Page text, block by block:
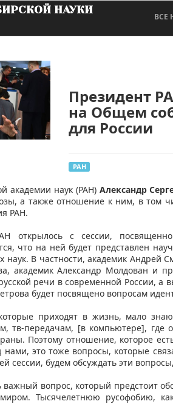
НАУКИ
ВСЕ
Президент
на Общем
для России
РАН
академии наук (РАН) Александр
а также отношение к ним, в том
РАН.
открылось с сессии,
что на ней будет представлен
наук. В частности, академик Андрей
академик Александр Молдован и
речи в современной России, а
будет посвящено вопросам
приходят в жизнь, мало
тв-передачам, [в компьютере],
Поэтому отношение, которое
нами, это тоже вопросы, которые
сессии, будем обсуждать эти
вопрос, который предстоит
Тысячелетнюю русофобию,